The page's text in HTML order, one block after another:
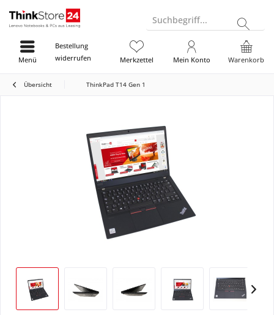
Suchbegriff...
Bestellung
widerrufen
Warenkorb
Merkzettel Mein Konto
Menü
Übersicht ThinkPad T14 Gen 1